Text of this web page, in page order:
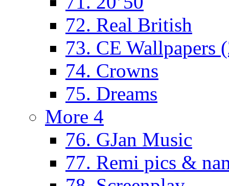
72. Real British
73. CE Wallpapers
74. Crowns
75. Dreams
More 4
76. GJan Music
77. Remi pics &